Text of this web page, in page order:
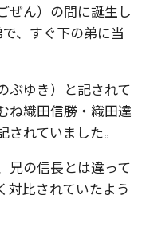
ぜん）の間に誕生し
、すぐ下の弟に当
ぶゆき）と記されて
ね織田信勝・織田達
れていました。
兄の信長とは違って
対比されていたよう